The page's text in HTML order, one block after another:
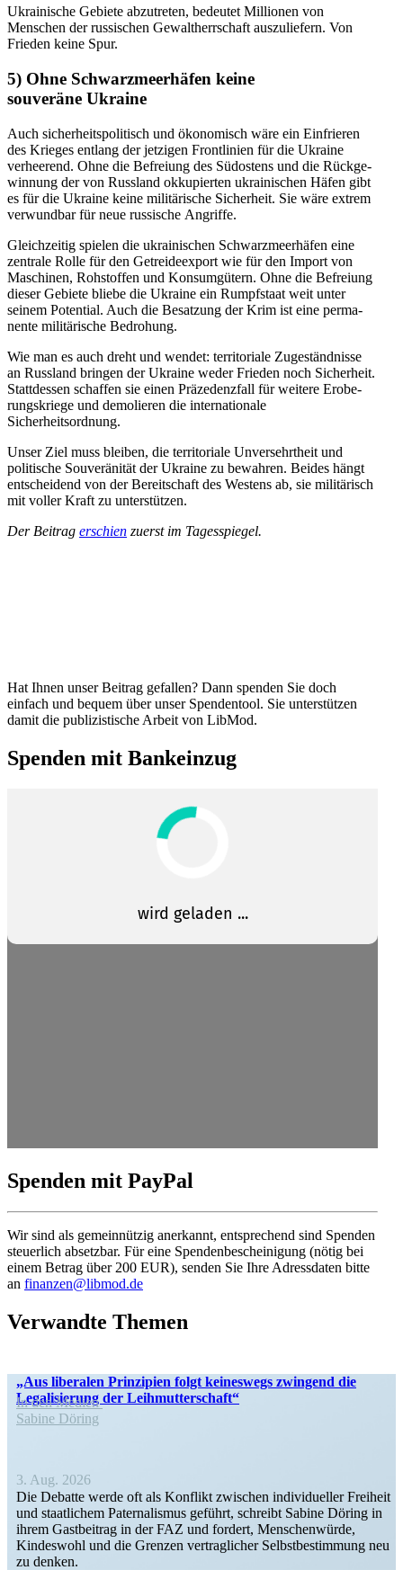
Ukrai­nische Gebiete abzutreten, bedeutet Millionen von
Menschen der russi­schen Gewalt­herr­schaft auszu­liefern. Von
Frieden keine Spur.
5) Ohne Schwarz­meer­häfen keine
souveräne Ukraine
Auch sicher­heits­po­li­tisch und ökono­misch wäre ein Einfrieren
des Krieges entlang der jetzigen Front­linien für die Ukraine
verheerend. Ohne die Befreiung des Südostens und die Rückge­
winnung der von Russland okkupierten ukrai­ni­schen Häfen gibt
es für die Ukraine keine militä­rische Sicherheit. Sie wäre extrem
verwundbar für neue russische Angriffe.
Gleich­zeitig spielen die ukrai­ni­schen Schwarz­meer­häfen eine
zentrale Rolle für den Getrei­de­export wie für den Import von
Maschinen, Rohstoffen und Konsum­gütern. Ohne die Befreiung
dieser Gebiete bliebe die Ukraine ein Rumpf­staat weit unter
seinem Potential. Auch die Besatzung der Krim ist eine perma­
nente militä­rische Bedrohung.
Wie man es auch dreht und wendet: terri­to­riale Zugeständ­nisse
an Russland bringen der Ukraine weder Frieden noch Sicherheit.
Statt­dessen schaffen sie einen Präze­denzfall für weitere Erobe­
rungs­kriege und demolieren die inter­na­tionale
Sicherheitsordnung.
Unser Ziel muss bleiben, die terri­to­riale Unver­sehrtheit und
politische Souve­rä­nität der Ukraine zu bewahren. Beides hängt
entscheidend von der Bereit­schaft des Westens ab, sie militä­risch
mit voller Kraft zu unterstützen.
Der Beitrag erschien zuerst im Tagesspiegel.
Hat Ihnen unser Beitrag gefallen? Dann spenden Sie doch
einfach und bequem über unser Spendentool. Sie unter­stützen
damit die publi­zis­tische Arbeit von LibMod.
Spenden mit Bankeinzug
Spenden mit PayPal
Wir sind als gemein­nützig anerkannt, entspre­chend sind Spenden
steuerlich absetzbar. Für eine Spenden­be­schei­nigung (nötig bei
einem Betrag über 200 EUR), senden Sie Ihre Adress­daten bitte
an finanzen@libmod.de
Verwandte Themen
„Aus liberalen Prinzipien folgt keineswegs zwingend die
Legali­sierung der Leihmutterschaft“
In den Medien
Sabine Döring
3. Aug. 2026
Die Debatte werde oft als Konflikt zwischen indivi­du­eller Freiheit
und staat­lichem Pater­na­lismus geführt, schreibt Sabine Döring in
ihrem Gastbeitrag in der FAZ und fordert, Menschen­würde,
Kindeswohl und die Grenzen vertrag­licher Selbst­be­stimmung neu
zu denken.